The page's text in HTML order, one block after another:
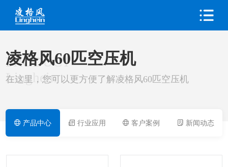
PRODUCT
Linghein
凌格风60匹空压机
在这里，您可以更方便了解凌格风60匹空压机
产品中心 行业应用 客户案例 新闻动态